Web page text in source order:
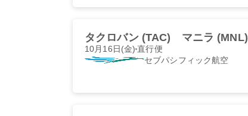
タクロバン (TAC) マニラ (MNL)
10月16日(金)直行便
セブパシフィック航空